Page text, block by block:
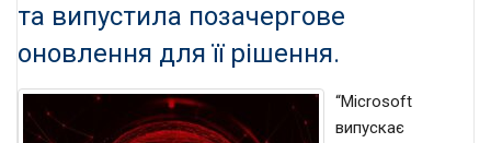
та випустила позачергове
оновлення для її рішення.
“Microsoft
випускає